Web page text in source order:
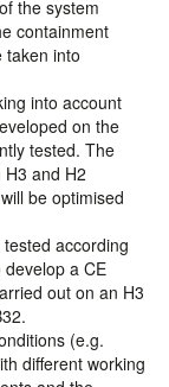
the system
containment
taken into
into account
on the
tested. The
and H2
be optimised
according
a CE
out on an H3
(e.g.
different working